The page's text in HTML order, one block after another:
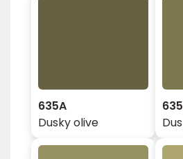
635A
Dusky olive